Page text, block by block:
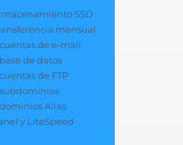
SSD
mensual
de e-mail
de datos
de FTP
Alias
y LiteSpeed